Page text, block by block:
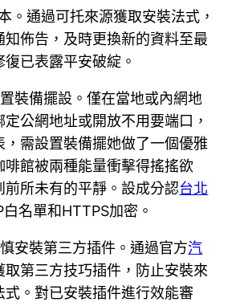
。通過可托來源獲取安裝法式，
知佈告，及時更換新的資料至最
已表露平安破綻。
裝備擺設。僅在當地或內網地
公網地址或開放不用要端口，
，需設置裝備擺她做了一個優雅
啡館被兩種能量衝擊得搖搖欲
前所未有的平靜。設成分認台北
白名單和HTTPS加密。
慎安裝第三方插件。通過官方汽
取第三方技巧插件，防止安裝來
式。對已安裝插件進行效能審